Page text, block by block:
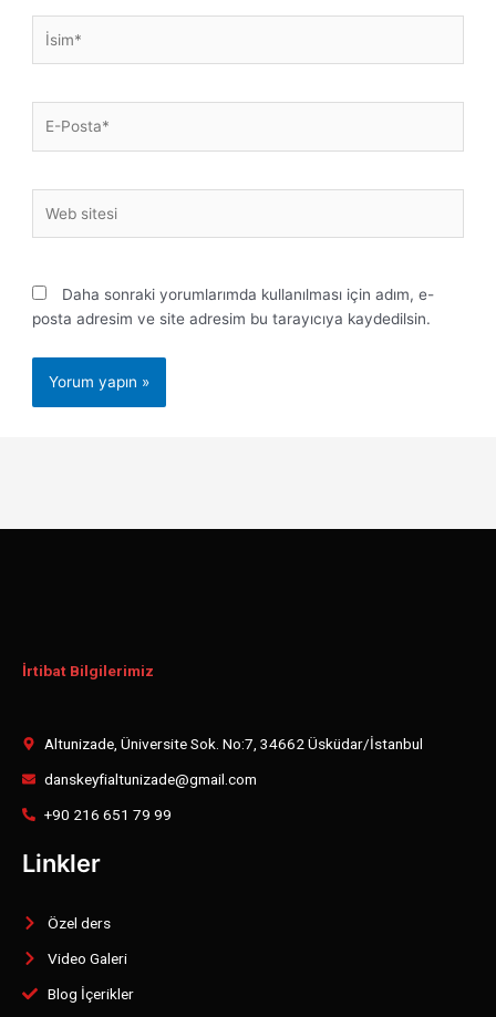
Posta*
sitesi
Daha sonraki yorumlarımda kullanılması için adım, e-
posta adresim ve site adresim bu tarayıcıya kaydedilsin.
İrtibat Bilgilerimiz
Altunizade, Üniversite Sok. No:7, 34662 Üsküdar/İstanbul
danskeyfialtunizade@gmail.com
+90 216 651 79 99
Linkler
Özel ders
Video Galeri
Blog İçerikler